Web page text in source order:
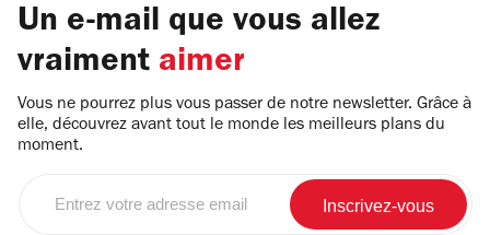
Un e-mail que vous allez
vraiment aimer
Vous ne pourrez plus vous passer de notre newsletter. Grâce à
elle, découvrez avant tout le monde les meilleurs plans du
moment.